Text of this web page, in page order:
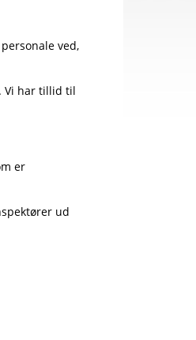
ved,
Vi har tillid til
er
ud